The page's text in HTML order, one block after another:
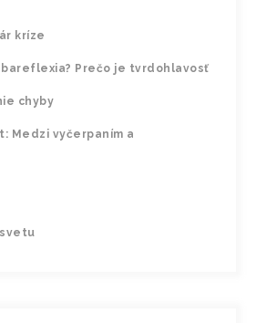
kríze
Prečo je tvrdohlavosť
chyby
Medzi vyčerpaním a